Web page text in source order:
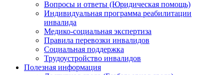
Вопросы и ответы (Юридическая помощь)
Индивидуальная программа реабилитации
инвалида
Медико-социальная экспертиза
Правила перевозки инвалидов
Социальная поддержка
Трудоустройство инвалидов
Полезная информация